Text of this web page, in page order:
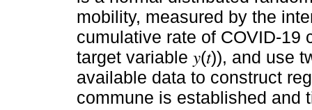
mobility, measured by the
cumulative rate of COVID-19
target variable 𝑦(𝑡)), and use
available data to construct
commune is established and